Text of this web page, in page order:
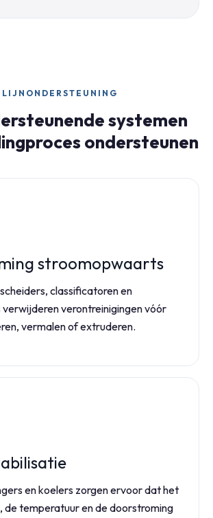
LIJNONDERSTEUNING
systemen
ondersteunen
stroomopwaarts
classificatoren en
verwijderen verontreinigingen vóór
vermalen of extruderen.
en koelers zorgen ervoor dat het
de temperatuur en de doorstroming